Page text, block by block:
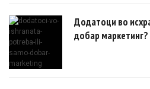
Додатоци во
добар